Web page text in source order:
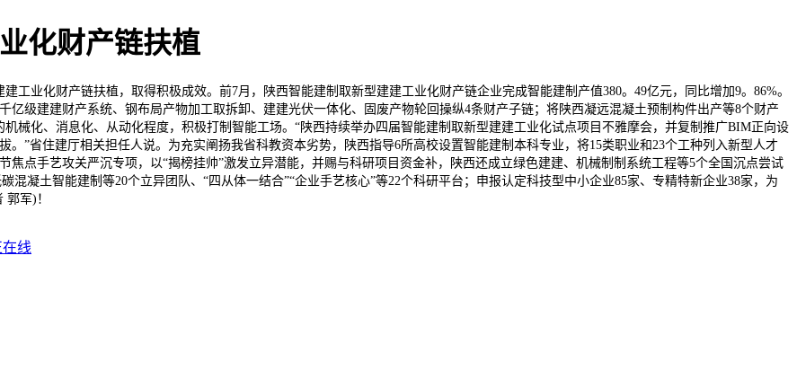
化财产链扶植
业化财产链扶植，取得积极成效。前7月，陕西智能建制取新型建建工业化财产链企业完成智能建制产值380。49亿元，同比增加9。86%。
级建建财产系统、钢布局产物加工取拆卸、建建光伏一体化、固废产物轮回操纵4条财产子链；将陕西凝远混凝土预制构件出产等8个财产
械化、消息化、从动化程度，积极打制智能工场。“陕西持续举办四届智能建制取新型建建工业化试点项目不雅摩会，并复制推广BIM正向设
”省住建厅相关担任人说。为充实阐扬我省科教资本劣势，陕西指导6所高校设置智能建制本科专业，将15类职业和23个工种列入新型人才
点手艺攻关严沉专项，以“揭榜挂帅”激发立异潜能，并赐与科研项目资金补，陕西还成立绿色建建、机械制制系统工程等5个全国沉点尝试
凝土智能建制等20个立异团队、“四从体一结合”“企业手艺核心”等22个科研平台；申报认定科技型中小企业85家、专精特新企业38家，为
军)！
线